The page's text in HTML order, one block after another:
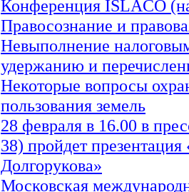
Конференция ISLACO
Правосознание и
Невыполнение
удержанию и
Некоторые вопросы
пользования земель
28 февраля в 16.00 в
38) пройдет
Долгорукова»
Московская